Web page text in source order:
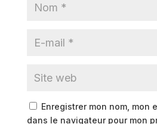
Enregistrer mon nom, mon
dans le navigateur pour mon